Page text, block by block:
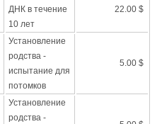
ДНК в течение
10 лет
22.00 $
Установление
родства -
испытание для
потомков
5.00 $
Установление
родства -